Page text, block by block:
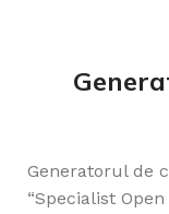
Generatorul de
“Specialist